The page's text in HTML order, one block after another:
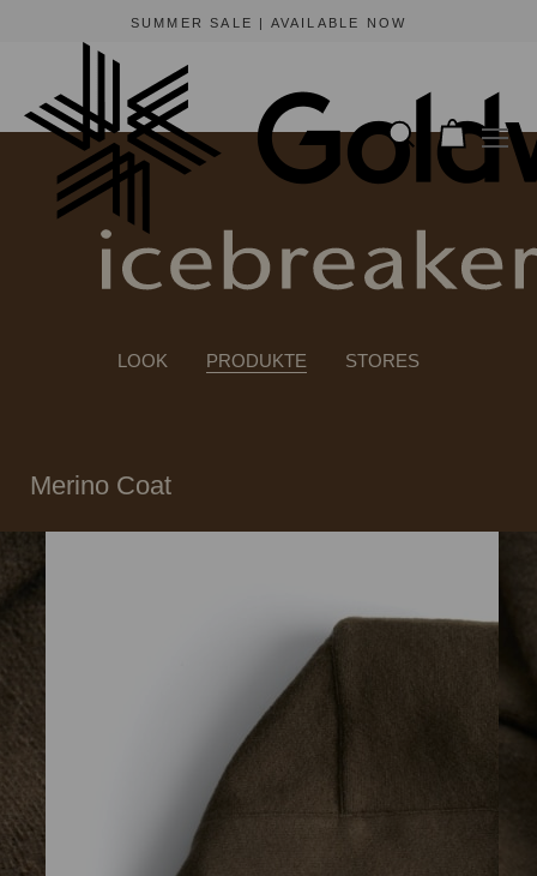
SUMMER SALE | AVAILABLE NOW
LOOK PRODUKTE STORES
Merino Coat